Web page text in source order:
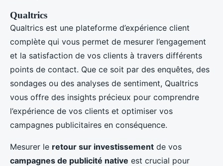
Qualtrics
Qualtrics est une plateforme d’expérience client
complète qui vous permet de mesurer l’engagement
et la satisfaction de vos clients à travers différents
points de contact. Que ce soit par des enquêtes, des
sondages ou des analyses de sentiment, Qualtrics
vous offre des insights précieux pour comprendre
l’expérience de vos clients et optimiser vos
campagnes publicitaires en conséquence.
Mesurer le retour sur investissement de vos
campagnes de publicité native est crucial pour